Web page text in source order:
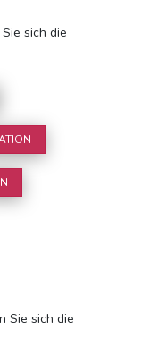
sich die
Sie sich die